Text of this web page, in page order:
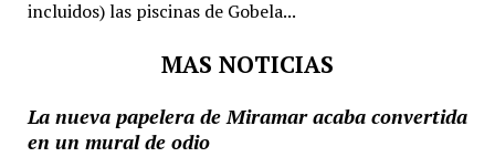
incluidos) las piscinas de Gobela...
MAS NOTICIAS
La nueva papelera de Miramar acaba convertida
en un mural de odio